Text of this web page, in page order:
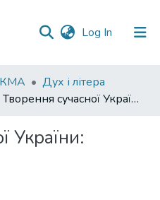
Log In (current)
Дух і літера
Творення сучасної України: сучасний вимір
України: